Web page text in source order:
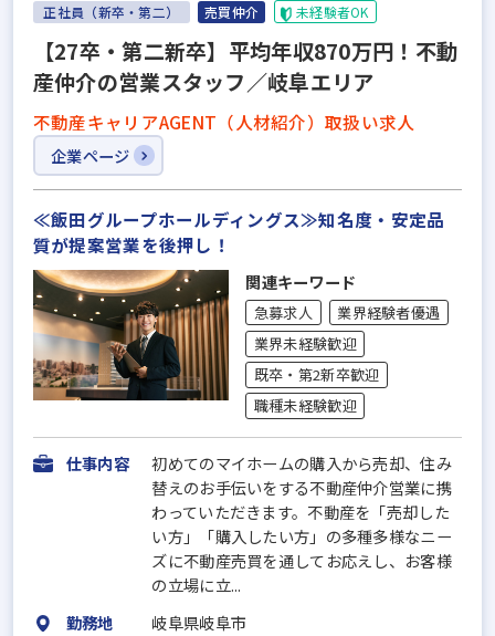
正社員（新卒・第二） 売買仲介 未経験者OK
【27卒・第二新卒】平均年収870万円！不動
産仲介の営業スタッフ／岐阜エリア
不動産キャリアAGENT（人材紹介）取扱い求人
企業ページ
≪飯田グループホールディングス≫知名度・安定品
質が提案営業を後押し！
関連キーワード
急募求人
業界経験者優遇
業界未経験歓迎
既卒・第2新卒歓迎
職種未経験歓迎
仕事内容
初めてのマイホームの購入から売却、住み
替えのお手伝いをする不動産仲介営業に携
わっていただきます。不動産を「売却した
い方」「購入したい方」の多種多様なニー
ズに不動産売買を通してお応えし、お客様
の立場に立...
勤務地
岐阜県岐阜市